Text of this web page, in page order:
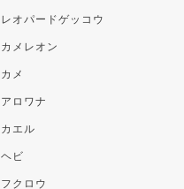
レオパードゲッコウ
カメレオン
カメ
アロワナ
カエル
ヘビ
フクロウ